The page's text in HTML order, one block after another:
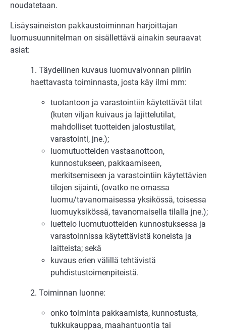
noudatetaan.
Lisäysaineiston pakkaustoiminnan harjoittajan
luomusuunnitelman on sisällettävä ainakin seuraavat
asiat:
1. Täydellinen kuvaus luomuvalvonnan piiriin
haettavasta toiminnasta, josta käy ilmi mm:
tuotantoon ja varastointiin käytettävät tilat
(kuten viljan kuivaus ja lajittelutilat,
mahdolliset tuotteiden jalostustilat,
varastointi, jne.);
luomutuotteiden vastaanottoon,
kunnostukseen, pakkaamiseen,
merkitsemiseen ja varastointiin käytettävien
tilojen sijainti, (ovatko ne omassa
luomu/tavanomaisessa yksikössä, toisessa
luomuyksikössä, tavanomaisella tilalla jne.);
luettelo luomutuotteiden kunnostuksessa ja
varastoinnissa käytettävistä koneista ja
laitteista; sekä
kuvaus erien välillä tehtävistä
puhdistustoimenpiteistä.
2. Toiminnan luonne:
onko toiminta pakkaamista, kunnostusta,
tukkukauppaa, maahantuontia tai